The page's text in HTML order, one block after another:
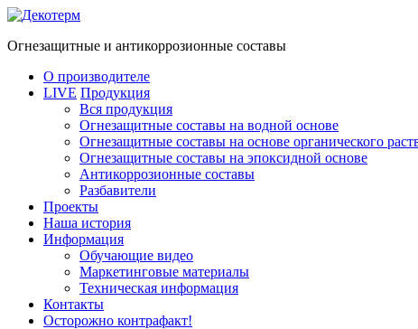
Огнезащитные и антикоррозионные составы
О производителе
LIVE Продукция
Вся продукция
Огнезащитные cоставы на водной основе
Огнезащитные составы на основе органического
Огнезащитные составы на эпоксидной основе
Антикоррозионные составы
Разбавители
Проекты
Наша история
Информация
Обучающие видео
Маркетинговые материалы
Техническая информация
Контакты
Осторожно контрафакт!